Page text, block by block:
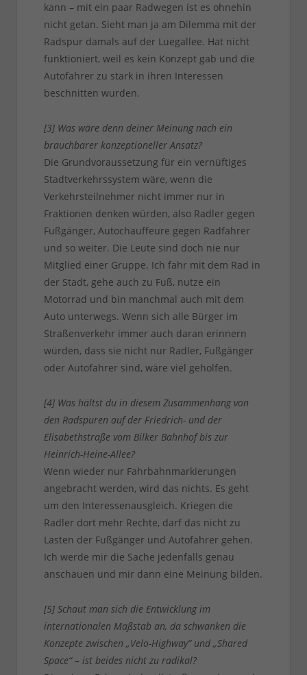
kann – mit ein paar Radwegen ist es ohnehin
nicht getan. Sieht man ja am Dilemma mit der
Radspur damals auf der Luegallee. Hat nicht
funktioniert, weil es kein Konzept gab und die
Autofahrer zu stark in ihren Interessen
beschnitten wurden.
[3] Was wäre denn deiner Meinung nach ein
brauchbarer konzeptioneller Ansatz?
Die Grundvoraussetzung für ein vernüftiges
Stadtverkehrssystem wäre, wenn die
Verkehrsteilnehmer nicht immer nur in
Fraktionen denken würden, also Radler gegen
Fußgänger, Autochauffeure gegen Radfahrer
und so weiter. Die Leute sind doch nie nur
Mitglied einer Gruppe. Ich fahr mit dem Rad in
der Stadt, gehe auch zu Fuß, nutze ein
Motorrad und bin manchmal auch mit dem
Auto unterwegs. Wenn sich alle Bürger im
Straßenverkehr immer auch daran erinnern
würden, dass sie nicht nur Radler, Fußgänger
oder Autofahrer sind, wäre viel geholfen.
[4] Was hältst du in diesem Zusammenhang von
den Radspuren auf der Friedrich- und der
Elisabethstraße vom Bilker Bahnhof bis zur
Heinrich-Heine-Allee?
Wenn wieder nur Fahrbahnmarkierungen
angebracht werden, wird das nichts. Es geht
um den Interessenausgleich. Kriegen die
Radler dort mehr Rechte, darf das nicht zu
Lasten der Fußgänger und Autofahrer gehen.
Ich werde mir die Sache jedenfalls genau
anschauen und mir dann eine Meinung bilden.
[5] Schaut man sich die Entwicklung im
internationalen Maßstab an, da schwanken die
Konzepte zwischen „Velo-Highway“ und „Shared
Space“ – ist beides nicht zu radikal?